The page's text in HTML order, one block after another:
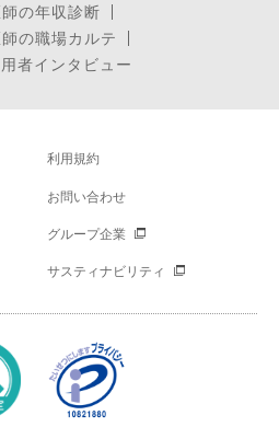
師の年収診断
師の職場カルテ
者インタビュー
利用規約
お問い合わせ
グループ企業
サスティナビリティ